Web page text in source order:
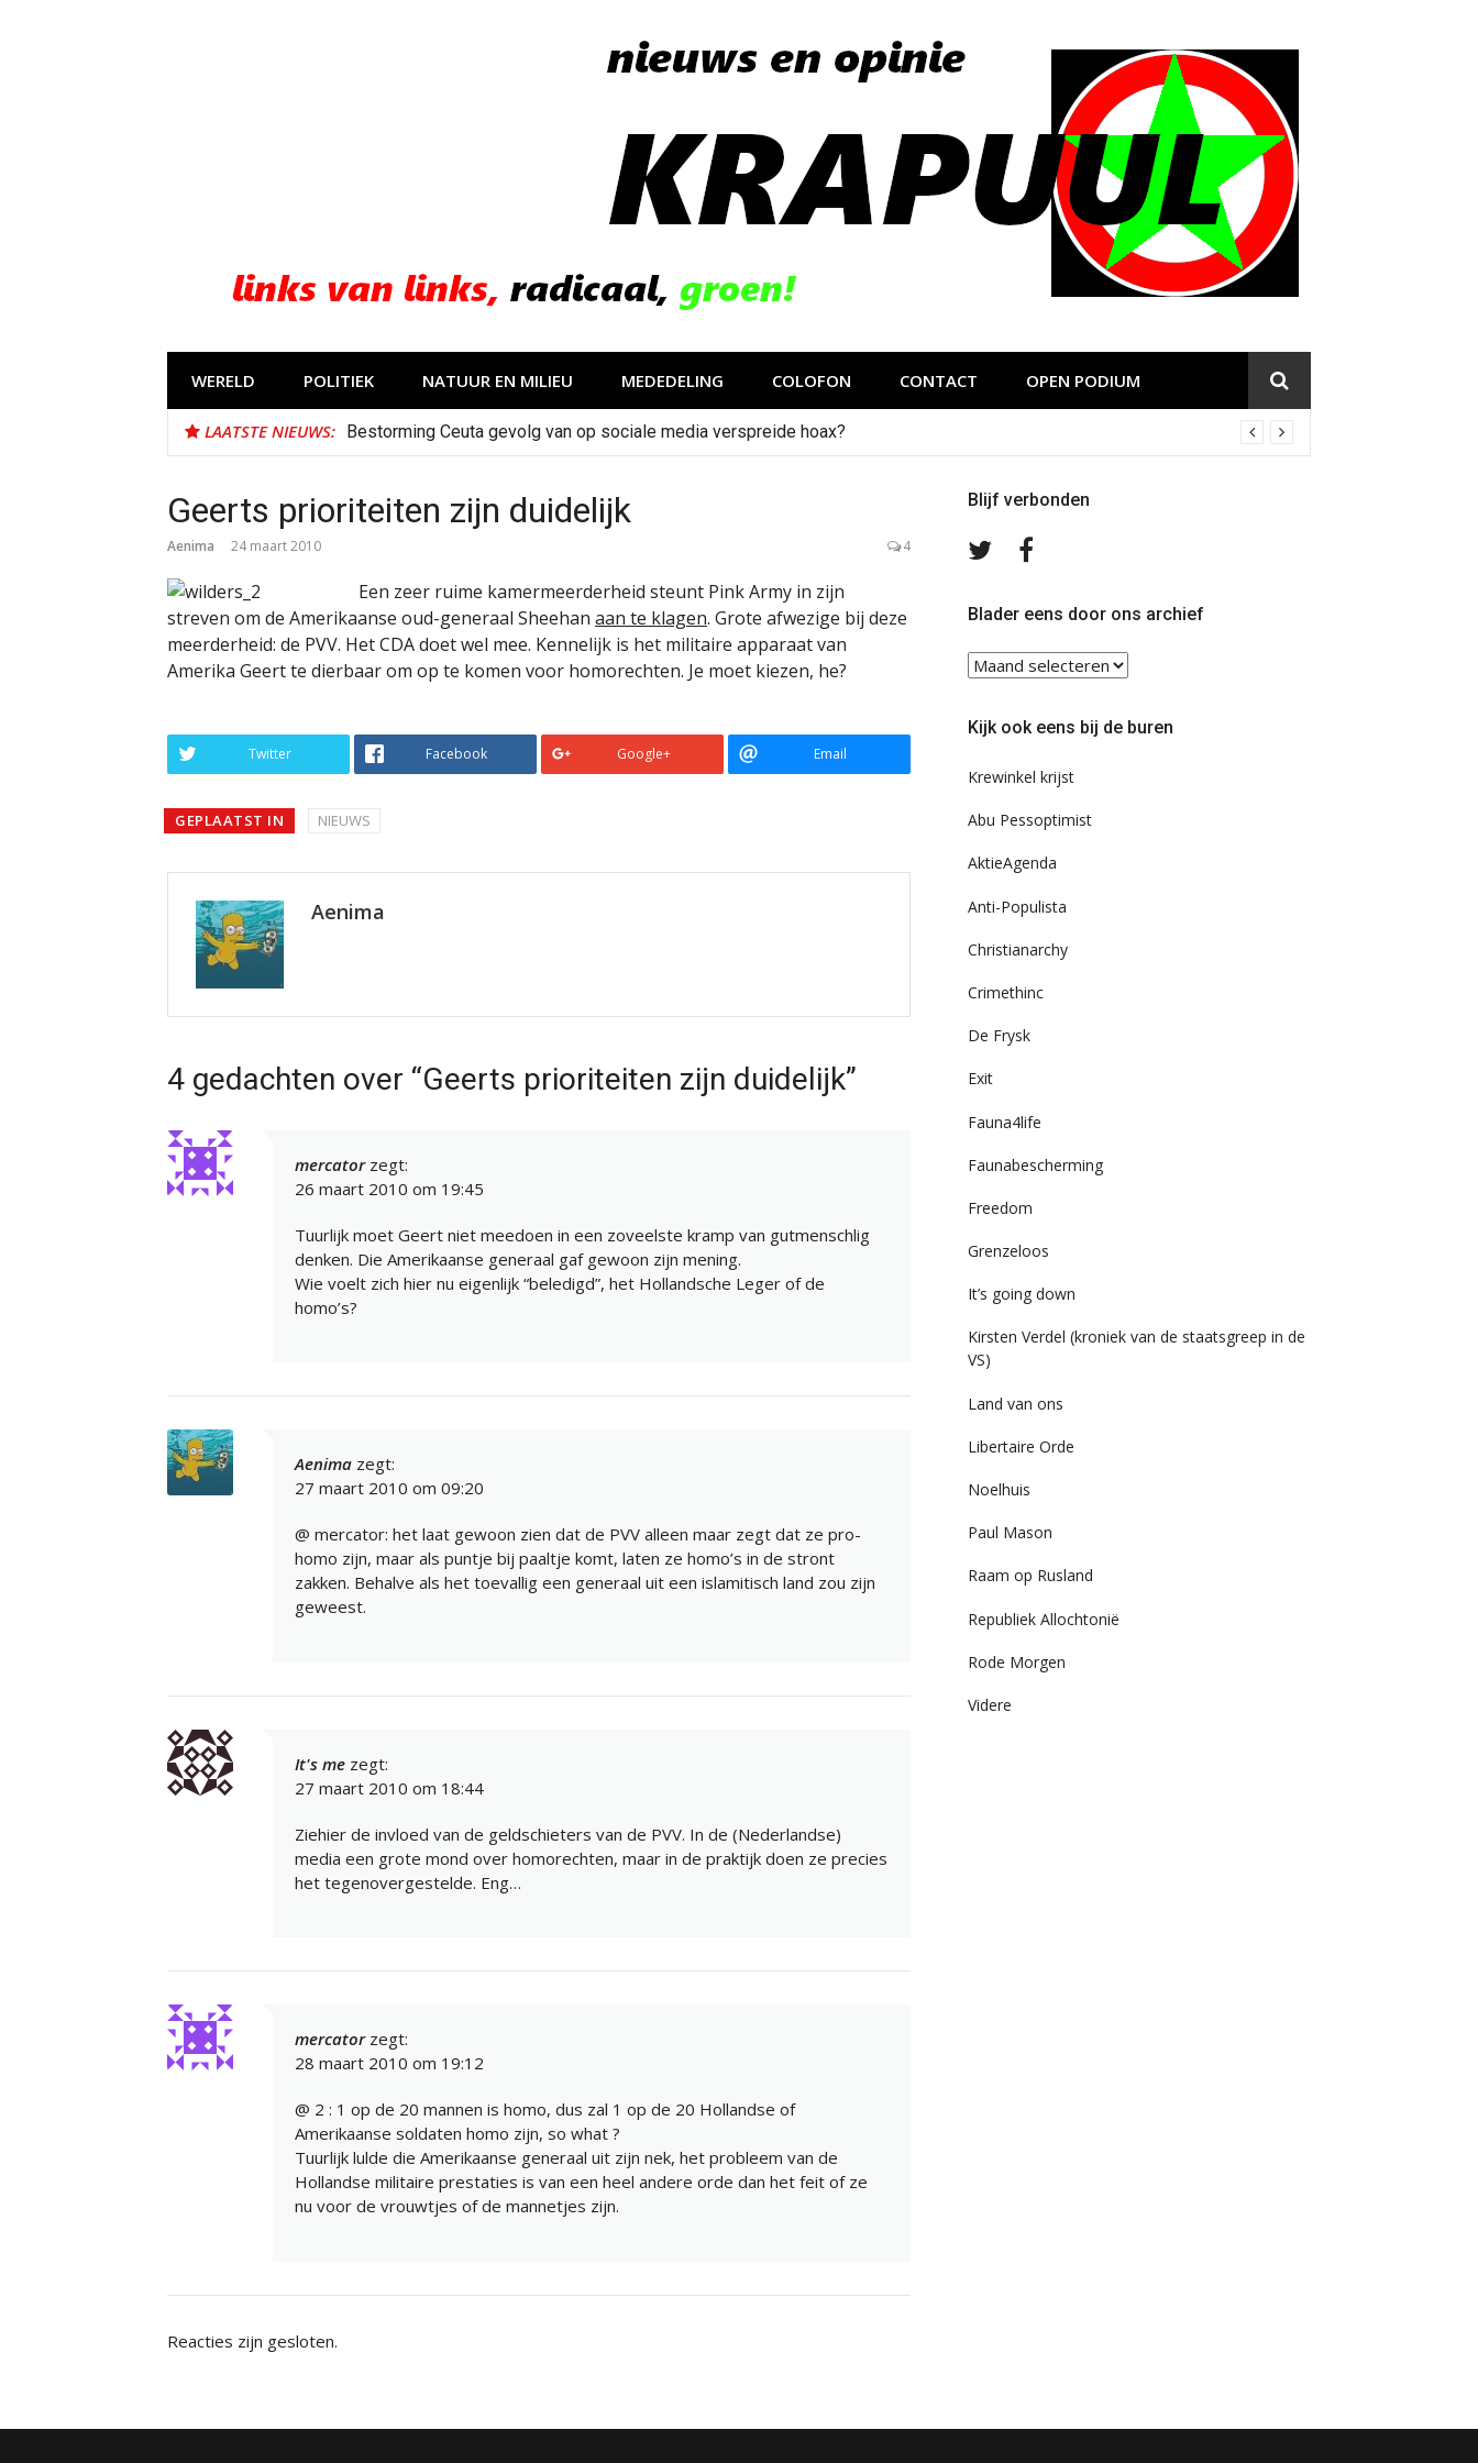
WERELD POLITIEK NATUUR EN MILIEU MEDEDELING COLOFON CONTACT OPEN PODIUM
LAATSTE NIEUWS: Bestorming Ceuta gevolg van op sociale media verspreide hoax?
Geerts prioriteiten zijn duidelijk
Aenima 24 maart 2010 4
Een zeer ruime kamermeerderheid steunt Pink Army in zijn
streven om de Amerikaanse oud-generaal Sheehan aan te klagen. Grote afwezige bij deze
meerderheid: de PVV. Het CDA doet wel mee. Kennelijk is het militaire apparaat van
Amerika Geert te dierbaar om op te komen voor homorechten. Je moet kiezen, he?
Twitter Facebook Google+ Email
GEPLAATST IN NIEUWS
Aenima
4 gedachten over “Geerts prioriteiten zijn duidelijk”
mercator zegt:
26 maart 2010 om 19:45
Tuurlijk moet Geert niet meedoen in een zoveelste kramp van gutmenschlig
denken. Die Amerikaanse generaal gaf gewoon zijn mening.
Wie voelt zich hier nu eigenlijk “beledigd”, het Hollandsche Leger of de
homo’s?
Aenima zegt:
27 maart 2010 om 09:20
@ mercator: het laat gewoon zien dat de PVV alleen maar zegt dat ze pro-
homo zijn, maar als puntje bij paaltje komt, laten ze homo’s in de stront
zakken. Behalve als het toevallig een generaal uit een islamitisch land zou zijn
geweest.
It's me zegt:
27 maart 2010 om 18:44
Ziehier de invloed van de geldschieters van de PVV. In de (Nederlandse)
media een grote mond over homorechten, maar in de praktijk doen ze precies
het tegenovergestelde. Eng…
mercator zegt:
28 maart 2010 om 19:12
@ 2 : 1 op de 20 mannen is homo, dus zal 1 op de 20 Hollandse of
Amerikaanse soldaten homo zijn, so what ?
Tuurlijk lulde die Amerikaanse generaal uit zijn nek, het probleem van de
Hollandse militaire prestaties is van een heel andere orde dan het feit of ze
nu voor de vrouwtjes of de mannetjes zijn.
Reacties zijn gesloten.
Blijf verbonden
Volg
TwitterFacebook
Blader eens door ons archief
Blader
eens
ons
Kijk ook eens bij de buren
Krewinkel krijst
Abu Pessoptimist
AktieAgenda
Anti-Populista
Christianarchy
Crimethinc
De Frysk
Exit
Fauna4life
Faunabescherming
Freedom
Grenzeloos
It’s going down
Kirsten Verdel (kroniek van de staatsgreep in de
VS)
Land van ons
Libertaire Orde
Noelhuis
Paul Mason
Raam op Rusland
Republiek Allochtonië
Rode Morgen
Videre